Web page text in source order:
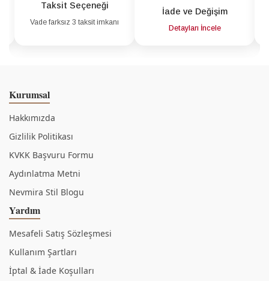
Taksit Seçeneği
Vade farksız 3 taksit imkanı
İade ve Değişim
Detayları İncele
Kurumsal
Hakkımızda
Gizlilik Politikası
KVKK Başvuru Formu
Aydınlatma Metni
Nevmira Stil Blogu
Yardım
Mesafeli Satış Sözleşmesi
Kullanım Şartları
İptal & İade Koşulları